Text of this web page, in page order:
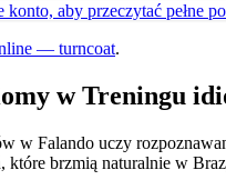
konto, aby przeczytać pełne
— turncoat.
w Treningu
w Falando uczy
które brzmią naturalnie w